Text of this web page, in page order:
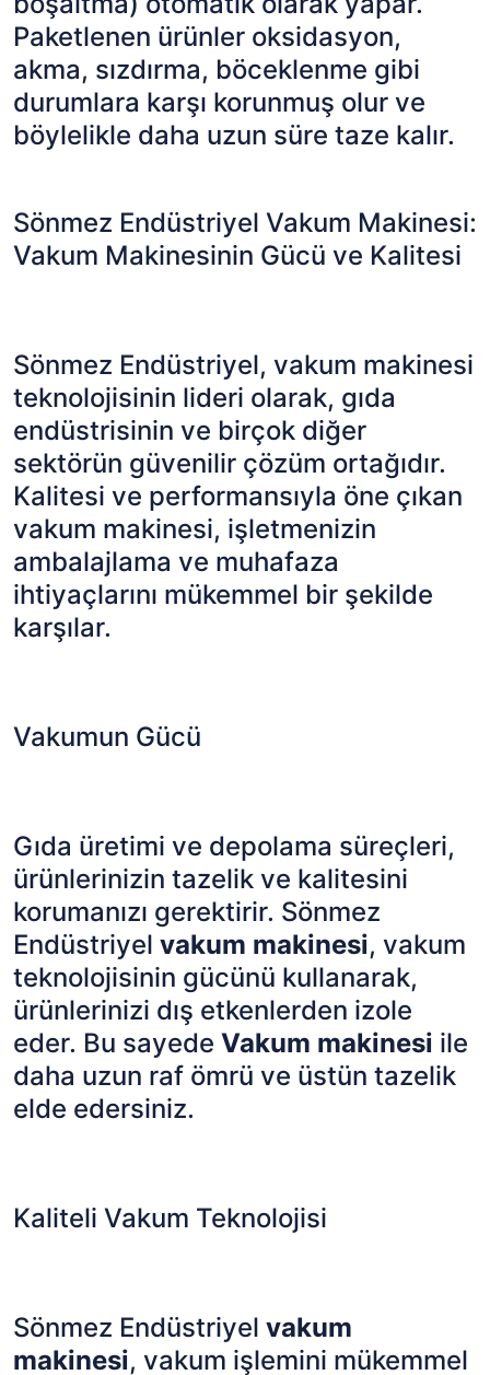
Paketlenen ürünler oksidasyon,
akma, sızdırma, böceklenme gibi
durumlara karşı korunmuş olur ve
böylelikle daha uzun süre taze kalır.
Sönmez Endüstriyel Vakum Makinesi:
Vakum Makinesinin Gücü ve Kalitesi
Sönmez Endüstriyel, vakum makinesi
teknolojisinin lideri olarak, gıda
endüstrisinin ve birçok diğer
sektörün güvenilir çözüm ortağıdır.
Kalitesi ve performansıyla öne çıkan
vakum makinesi, işletmenizin
ambalajlama ve muhafaza
ihtiyaçlarını mükemmel bir şekilde
karşılar.
Vakumun Gücü
Gıda üretimi ve depolama süreçleri,
ürünlerinizin tazelik ve kalitesini
korumanızı gerektirir. Sönmez
Endüstriyel vakum makinesi, vakum
teknolojisinin gücünü kullanarak,
ürünlerinizi dış etkenlerden izole
eder. Bu sayede Vakum makinesi ile
daha uzun raf ömrü ve üstün tazelik
elde edersiniz.
Kaliteli Vakum Teknolojisi
Sönmez Endüstriyel vakum
makinesi, vakum işlemini mükemmel